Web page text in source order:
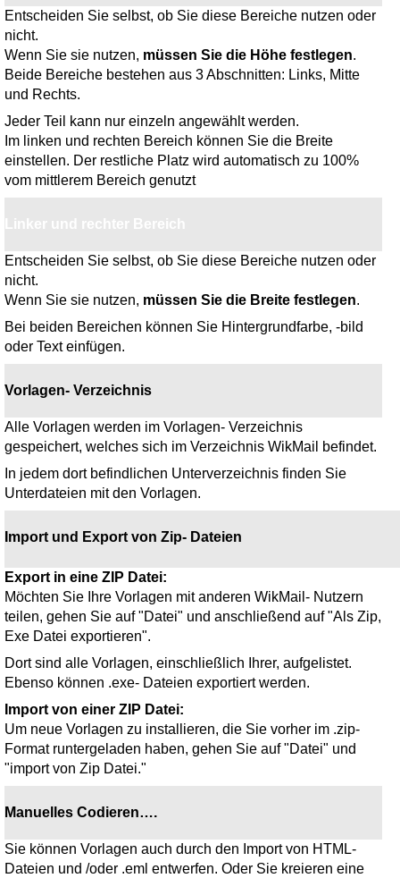
Entscheiden Sie selbst, ob Sie diese Bereiche nutzen oder
nicht.
Wenn Sie sie nutzen, müssen Sie die Höhe festlegen.
Beide Bereiche bestehen aus 3 Abschnitten: Links, Mitte
und Rechts.
Jeder Teil kann nur einzeln angewählt werden.
Im linken und rechten Bereich können Sie die Breite
einstellen. Der restliche Platz wird automatisch zu 100%
vom mittlerem Bereich genutzt
Entscheiden Sie selbst, ob Sie diese Bereiche nutzen oder
nicht.
Wenn Sie sie nutzen, müssen Sie die Breite festlegen.
Bei beiden Bereichen können Sie Hintergrundfarbe, -bild
oder Text einfügen.
Vorlagen- Verzeichnis
Alle Vorlagen werden im Vorlagen- Verzeichnis
gespeichert, welches sich im Verzeichnis WikMail befindet.
In jedem dort befindlichen Unterverzeichnis finden Sie
Unterdateien mit den Vorlagen.
Import und Export von Zip- Dateien
Export in eine ZIP Datei:
Möchten Sie Ihre Vorlagen mit anderen WikMail- Nutzern
teilen, gehen Sie auf "Datei" und anschließend auf "Als Zip,
Exe Datei exportieren".
Dort sind alle Vorlagen, einschließlich Ihrer, aufgelistet.
Ebenso können .exe- Dateien exportiert werden.
Import von einer ZIP Datei:
Um neue Vorlagen zu installieren, die Sie vorher im .zip-
Format runtergeladen haben, gehen Sie auf "Datei" und
"import von Zip Datei."
Manuelles Codieren….
Sie können Vorlagen auch durch den Import von HTML-
Dateien und /oder .eml entwerfen. Oder Sie kreieren eine